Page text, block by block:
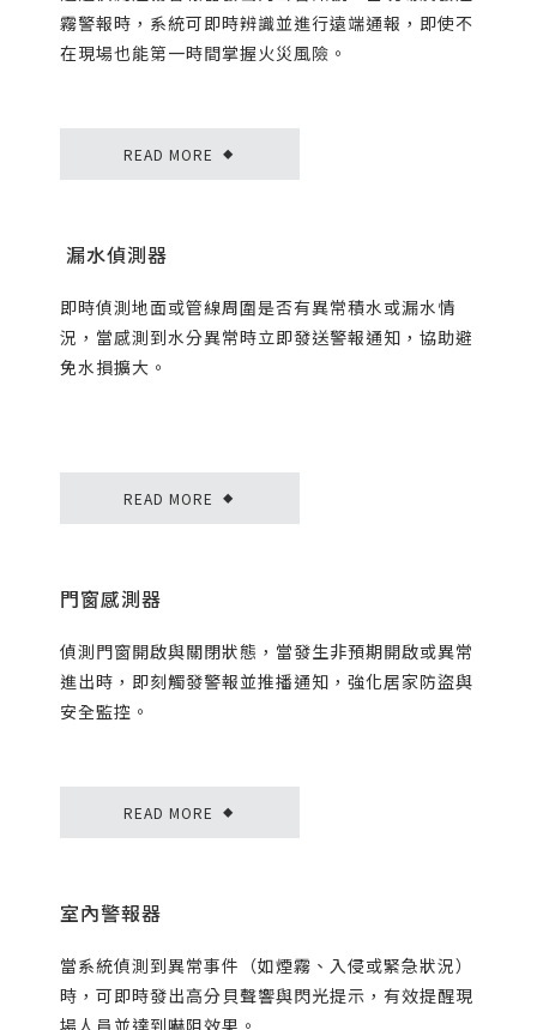
霧警報時，系統可即時辨識並進行遠端通報，即使不
在現場也能第一時間掌握火災風險。
READ MORE ◆
漏水偵測器
即時偵測地面或管線周圍是否有異常積水或漏水情
況，當感測到水分異常時立即發送警報通知，協助避
免水損擴大。
READ MORE ◆
門窗感測器
偵測門窗開啟與關閉狀態，當發生非預期開啟或異常
進出時，即刻觸發警報並推播通知，強化居家防盜與
安全監控。
READ MORE ◆
室內警報器
當系統偵測到異常事件（如煙霧、入侵或緊急狀況）
時，可即時發出高分貝聲響與閃光提示，有效提醒現
僅必需的